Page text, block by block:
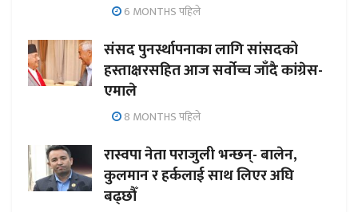
6 MONTHS पहिले
संसद पुनर्स्थापनाका लागि सांसदको
हस्ताक्षरसहित आज सर्वोच्च जाँदै कांग्रेस-
एमाले
8 MONTHS पहिले
रास्वपा नेता पराजुली भन्छन्- बालेन,
कुलमान र हर्कलाई साथ लिएर अघि
बढ्छौँ